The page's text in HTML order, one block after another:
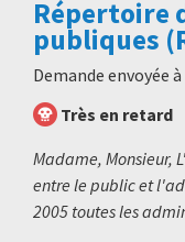
Répertoire
publiques
Demande envoyée à
Très en retard
Madame, Monsieur,
entre le public et
2005 toutes les